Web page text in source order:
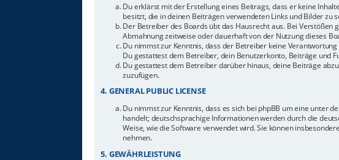
Du erklärst mit der Erstellung eines Beitrags, dass er keine
besitzt, die in deinen Beiträgen verwendeten Links und Bilder zu
Der Betreiber des Boards übt das Hausrecht aus. Bei
Abmahnung zeitweise oder dauerhaft von der Nutzung dieses
Du nimmst zur Kenntnis, dass der Betreiber keine
Du gestattest dem Betreiber, dein Benutzerkonto, Beiträge und
Du gestattest dem Betreiber darüber hinaus, deine Beiträge
zuzufügen.
4. GENERAL PUBLIC LICENSE
Du nimmst zur Kenntnis, dass es sich bei phpBB um eine unter
handelt; deutschsprachige Informationen werden durch die
Weise, wie die Software verwendet wird. Sie können
nehmen.
5. GEWÄHRLEISTUNG